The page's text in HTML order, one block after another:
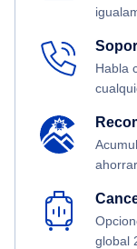
Habla
ahorrar.
global